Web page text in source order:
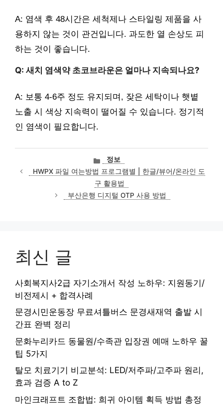
A: 염색 후 48시간은 세척제나 스타일링 제품을 사
용하지 않는 것이 관건입니다. 과도한 열 손상도 피
하는 것이 좋습니다.
Q: 새치 염색약 초코브라운은 얼마나 지속되나요?
A: 보통 4-6주 정도 유지되며, 잦은 세탁이나 햇볕
노출 시 색상 지속력이 떨어질 수 있습니다. 정기적
인 염색이 필요합니다.
카
테
고
리
정보
HWPX 파일 여는방법 프로그램별 | 한글/뷰어/온라인 도
구 활용법
부산은행 디지털 OTP 사용 방법
최신 글
사회복지사2급 자기소개서 작성 노하우: 지원동기/
비전제시 + 합격사례
문경시민운동장 무료셔틀버스 문경새재역 출발 시
간표 완벽 정리
문화누리카드 동물원/수족관 입장권 예매 노하우 꿀
팁 5가지
탈모 치료기기 비교분석: LED/저주파/고주파 원리,
효과 검증 A to Z
마인크래프트 조합법: 희귀 아이템 획득 방법 총정